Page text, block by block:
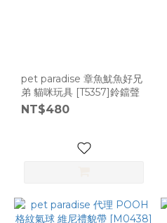
pet paradise 章魚魷魚好兄
弟 貓咪玩具 [T5357]鈴鐺聲
NT$480